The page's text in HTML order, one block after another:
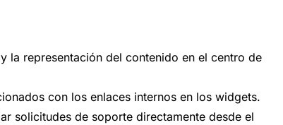
la representación del contenido en el centro de
con los enlaces internos en los widgets.
solicitudes de soporte directamente desde el